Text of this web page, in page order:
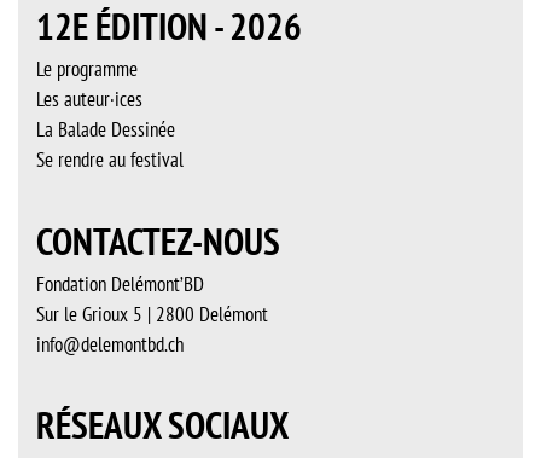
12E ÉDITION - 2026
Le programme
Les auteur·ices
La Balade Dessinée
Se rendre au festival
CONTACTEZ-NOUS
Fondation Delémont’BD
Sur le Grioux 5 | 2800 Delémont
info@delemontbd.ch
RÉSEAUX SOCIAUX